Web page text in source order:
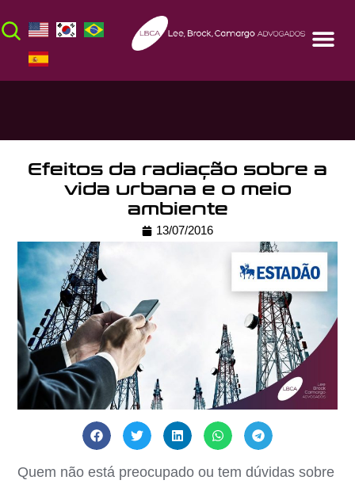
Efeitos da radiação sobre a
vida urbana e o meio
ambiente
13/07/2016
Quem não está preocupado ou tem dúvidas sobre